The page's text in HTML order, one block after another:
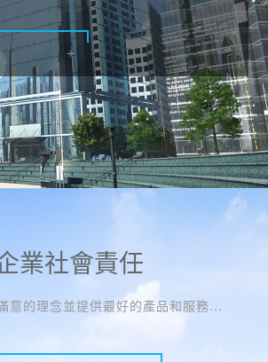
+
業社會責任
意的理念並提供最好的產品和服務...